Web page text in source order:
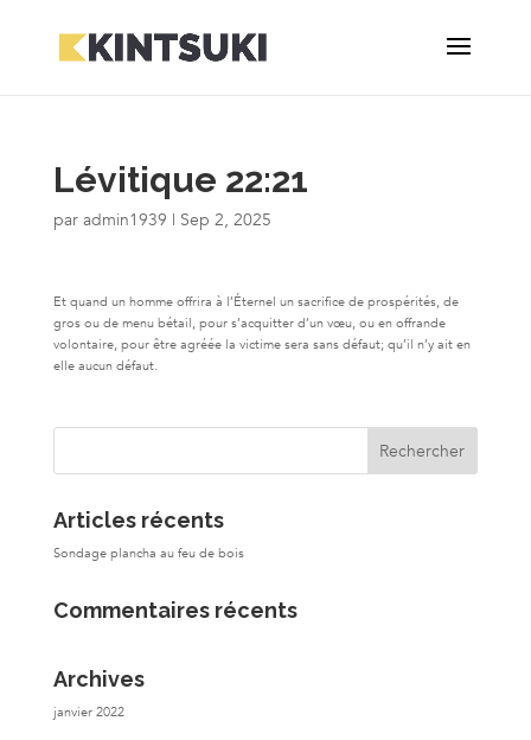
Lévitique 22:21
par admin1939 | Sep 2, 2025
Et quand un homme offrira à l’Éternel un sacrifice de prospérités, de
gros ou de menu bétail, pour s’acquitter d’un vœu, ou en offrande
volontaire, pour être agréée la victime sera sans défaut; qu’il n’y ait en
elle aucun défaut.
Articles récents
Sondage plancha au feu de bois
Commentaires récents
Archives
janvier 2022